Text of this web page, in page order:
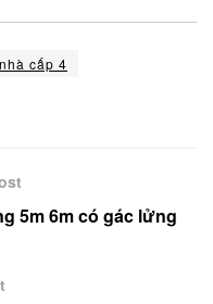
cấp 4
5m 6m có gác lửng